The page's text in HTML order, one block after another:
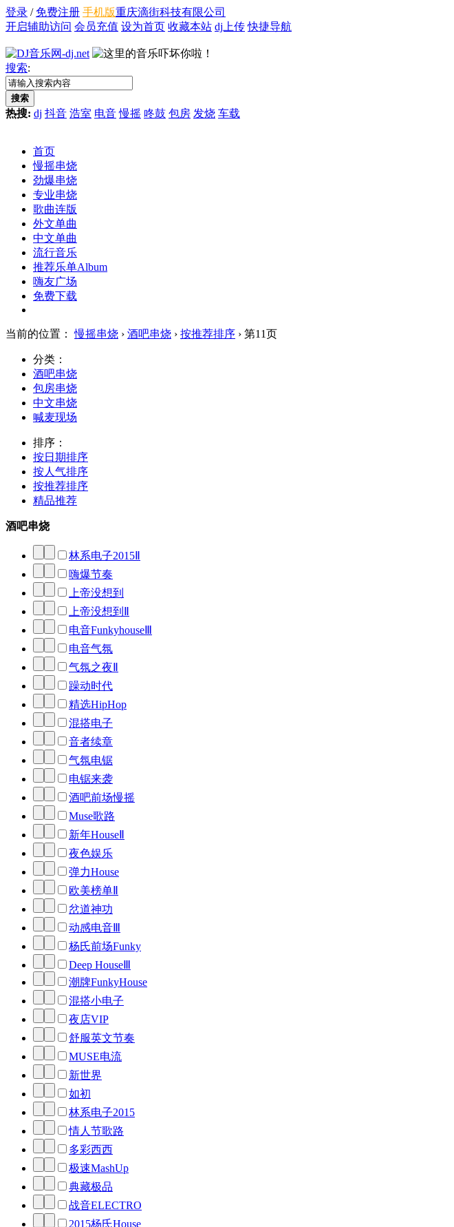
登录 / 免费注册 手机版重庆滴街科技有限公司
开启辅助访问 会员充值 设为首页 收藏本站 dj上传 快捷导航
搜索:
搜索
热搜: dj 抖音 浩室 电音 慢摇 咚鼓 包房 发烧 车载
首页
慢摇串烧
劲爆串烧
专业串烧
歌曲连版
外文单曲
中文单曲
流行音乐
推荐乐单Album
嗨友广场
免费下载
当前的位置： 慢摇串烧 › 酒吧串烧 › 按推荐排序 › 第11页
分类：
酒吧串烧
包房串烧
中文串烧
喊麦现场
排序：
按日期排序
按人气排序
按推荐排序
精品推荐
酒吧串烧
林系电子2015Ⅱ
嗨爆节奏
上帝没想到
上帝没想到Ⅱ
电音FunkyhouseⅢ
电音气氛
气氛之夜Ⅱ
躁动时代
精选HipHop
混搭电子
音者续章
气氛电锯
电锯来袭
酒吧前场慢摇
Muse歌路
新年HouseⅡ
夜色娱乐
弹力House
欧美榜单Ⅱ
岔道神功
动感电音Ⅲ
杨氏前场Funky
Deep HouseⅢ
潮牌FunkyHouse
混搭小电子
夜店VIP
舒服英文节奏
MUSE电流
新世界
如初
林系电子2015
情人节歌路
多彩西西
极速MashUp
典藏极品
战音ELECTRO
2015杨氏House